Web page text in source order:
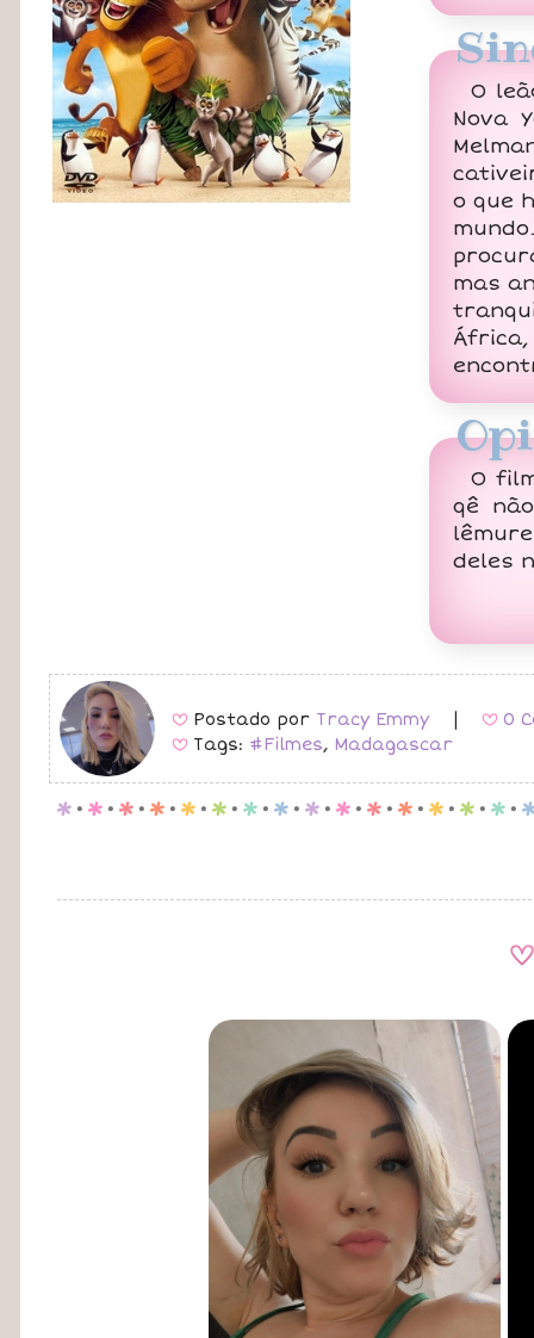
O
Nova
o que
mas
O
qê
deles
B Postado por Tracy Emmy B 0
B Tags: #Filmes, Madagascar
p . p . p . p . p . p . p . p . p . p . p . p . p . p . p .
A